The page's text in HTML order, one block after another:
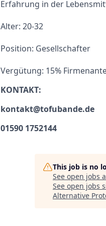
Erfahrung in der
Alter: 20-32
Position: Gesellschafter
Vergütung: 15%
KONTAKT:
kontakt@tofubande.de
01590 1752144
This job is no
See open jobs
See open jobs
Alternative